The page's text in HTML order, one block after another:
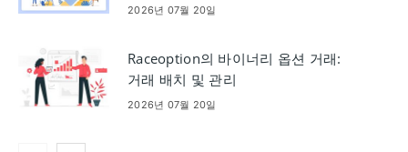
2026년 07월 20일
Raceoption의 바이너리 옵션 거래:
거래 배치 및 관리
2026년 07월 20일